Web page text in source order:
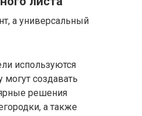
а универсальный
используются
могут создавать
решения
а также